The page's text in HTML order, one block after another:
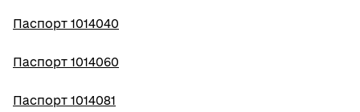
Паспорт 1014040
Паспорт 1014060
Паспорт 1014081